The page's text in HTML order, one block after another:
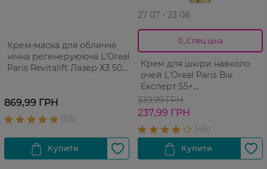
Крем-маска для обличчя
нічна регенеруююча L'Oreal
Paris Revitalift Лазер Х3 50
869,99 ГРН
27 07 - 23 08
0_Спец.ціна
Крем для шкіри навколо
очей L'Оreal Paris Вік
Експерт 55+
відновлювальний 15 мл
339,99 ГРН
237,99 ГРН